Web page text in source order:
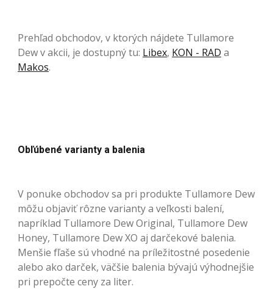
Prehľad obchodov, v ktorých nájdete Tullamore
Dew v akcii, je dostupný tu: Libex, KON - RAD a
Makos.
Obľúbené varianty a balenia
V ponuke obchodov sa pri produkte Tullamore Dew
môžu objaviť rôzne varianty a veľkosti balení,
napríklad Tullamore Dew Original, Tullamore Dew
Honey, Tullamore Dew XO aj darčekové balenia.
Menšie fľaše sú vhodné na príležitostné posedenie
alebo ako darček, väčšie balenia bývajú výhodnejšie
pri prepočte ceny za liter.